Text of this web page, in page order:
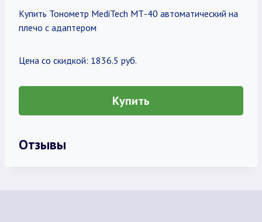
Купить Тонометр MediTech МТ-40 автоматический на
плечо с адаптером
Цена со скидкой: 1836.5 руб.
Купить
Отзывы